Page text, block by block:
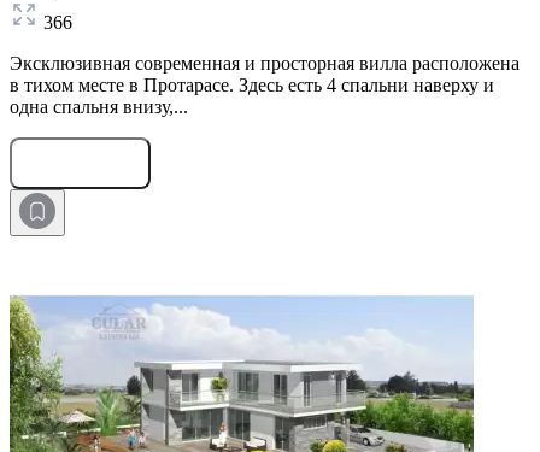
366
Эксклюзивная современная и просторная вилла расположена
в тихом месте в Протарасе. Здесь есть 4 спальни наверху и
одна спальня внизу,...